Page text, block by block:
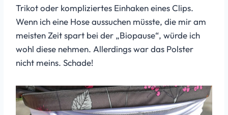
Trikot oder kompliziertes Einhaken eines Clips.
Wenn ich eine Hose aussuchen müsste, die mir am
meisten Zeit spart bei der „Biopause“, würde ich
wohl diese nehmen. Allerdings war das Polster
nicht meins. Schade!